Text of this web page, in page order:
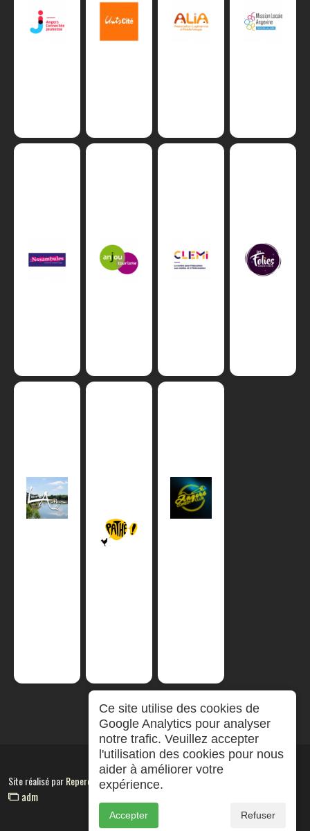
Site réalisé parRepereCom
adm
Ce site utilise des cookies de
Google Analytics pour analyser
notre trafic. Veuillez accepter
l'utilisation des cookies pour nous
aider à améliorer votre
expérience.
Accepter Refuser